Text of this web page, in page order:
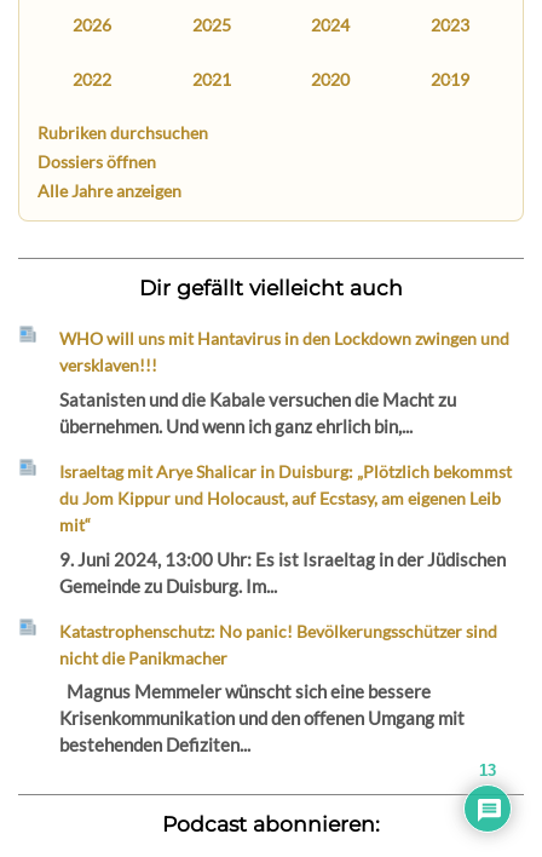
2026 2025 2024 2023
2022 2021 2020 2019
Rubriken durchsuchen
Dossiers öffnen
Alle Jahre anzeigen
Dir gefällt vielleicht auch
WHO will uns mit Hantavirus in den Lockdown zwingen und
versklaven!!!
Satanisten und die Kabale versuchen die Macht zu
übernehmen. Und wenn ich ganz ehrlich bin,...
Israeltag mit Arye Shalicar in Duisburg: „Plötzlich bekommst
du Jom Kippur und Holocaust, auf Ecstasy, am eigenen Leib
mit“
9. Juni 2024, 13:00 Uhr: Es ist Israeltag in der Jüdischen
Gemeinde zu Duisburg. Im...
Katastrophenschutz: No panic! Bevölkerungsschützer sind
nicht die Panikmacher
Magnus Memmeler wünscht sich eine bessere
Krisenkommunikation und den offenen Umgang mit
bestehenden Defiziten...
Podcast abonnieren:
13